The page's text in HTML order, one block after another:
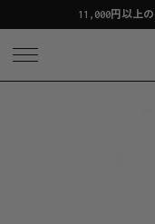
11,000円以上